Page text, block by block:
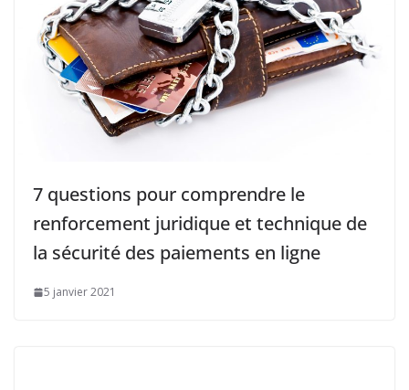
7 questions pour comprendre le
renforcement juridique et technique de
la sécurité des paiements en ligne
5 janvier 2021